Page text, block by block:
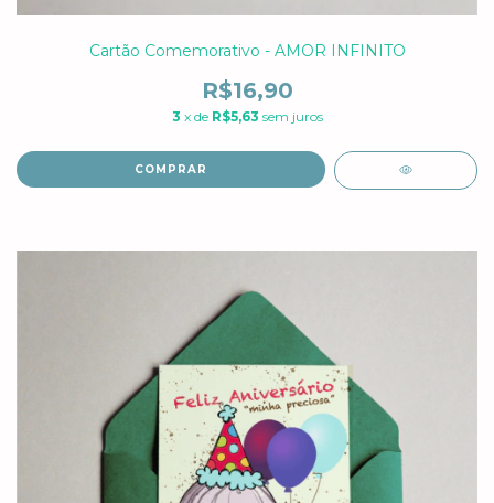
Cartão Comemorativo - AMOR INFINITO
R$16,90
3 x de R$5,63 sem juros